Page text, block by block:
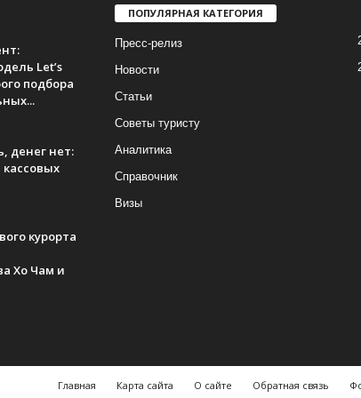
Let’s
подбора
денег нет:
курорта
Хо Чам и
ПОПУЛЯРНАЯ КАТЕГОРИЯ
Пресс-релиз
Новости
Статьи
Советы туристу
Аналитика
Справочник
Визы
Главная Карта сайта О сайте Обратная связь